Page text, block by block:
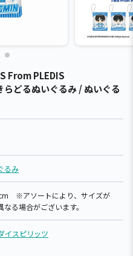
From PLEDIS
どるぬいぐるみ / ぬいぐる
るみ
※アソートにより、サイズが
なる場合がございます。
イスピリッツ